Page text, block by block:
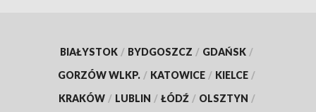
BIAŁYSTOK / BYDGOSZCZ / GDAŃSK /
GORZÓW WLKP. / KATOWICE / KIELCE /
KRAKÓW / LUBLIN / ŁÓDŹ / OLSZTYN /